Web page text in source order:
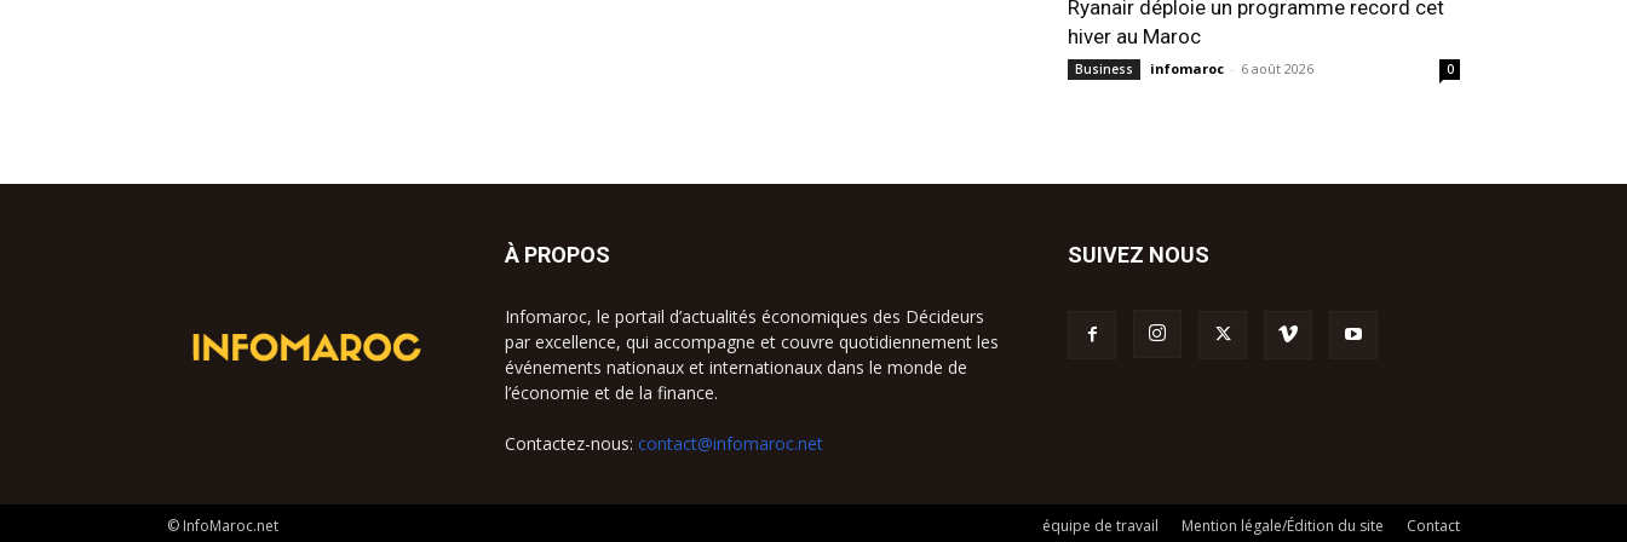
Ryanair déploie un programme record cet
hiver au Maroc
Business infomaroc - 6 août 2026 0
À PROPOS
Infomaroc, le portail d’actualités économiques des Décideurs
par excellence, qui accompagne et couvre quotidiennement les
événements nationaux et internationaux dans le monde de
l’économie et de la finance.
Contactez-nous: contact@infomaroc.net
SUIVEZ NOUS
équipe de travail Mention légale/Édition du site Contact
© InfoMaroc.net